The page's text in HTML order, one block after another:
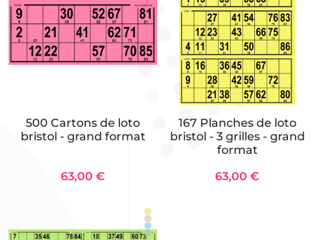
500 Cartons de loto
bristol - grand format
63,00 €
167 Planches de loto
bristol - 3 grilles - grand
format
63,00 €